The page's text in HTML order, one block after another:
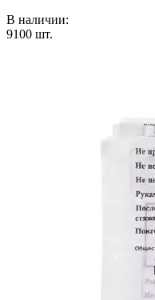
В наличии:
9100 шт.